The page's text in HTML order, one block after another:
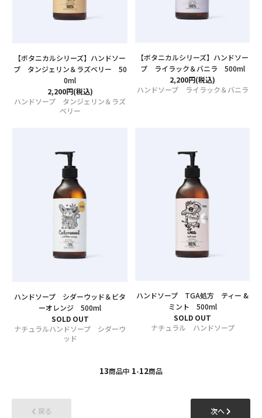
【ボタニカルシリーズ】ハンドソー
プ タンジェリン＆ラズベリー 50
0ml
2,200円(税込)
ハンドソープ タンジェリン＆ラズ
ベリー
【ボタニカルシリーズ】ハンドソー
プ ライラック＆バニラ 500ml
2,200円(税込)
ハンドソープ ライラック＆バニラ
ハンドソープ シダーウッド＆ビタ
ーオレンジ 500ml
SOLD OUT
ナチュラルハンドソープ シダーウ
ッド
ハンドソープ TGA処方 ティー &
ミント 500ml
SOLD OUT
ナチュラル ハンドソープ
13商品中 1-12商品
戻る 次へ